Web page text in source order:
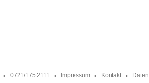
0721/175 2111 Impressum Kontakt